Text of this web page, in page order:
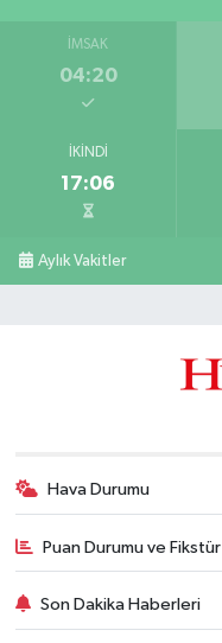
İMSAK
04:20
İKINDI
17:06
Aylık Vakitler
Hava Durumu
Puan Durumu ve Fikstür
Son Dakika Haberleri